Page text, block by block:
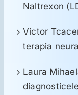
Naltrexon
Victor
terapia
Laura